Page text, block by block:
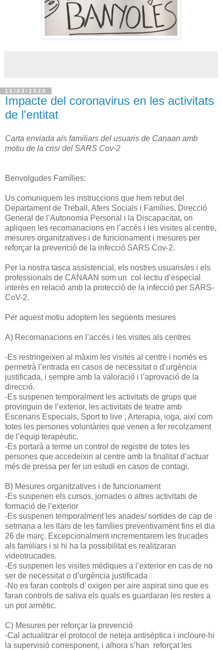
15/03/2020
Impacte del coronavirus en les activitats
de l'entitat
Carta enviada als familiars del usuaris de Canaan amb
motiu de la crisi del SARS Cov-2
Benvolgudes Famílies:
Us comuniquem les instruccions que hem rebut del
Departament de Treball, Afers Socials i Famílies, Direcció
General de l’Autonomia Personal i la Discapacitat, on
apliquen les recomanacions en l’accés i les visites al centre,
mesures organitzatives i de funcionament i mesures per
reforçar la prevenció de la infecció SARS Cov-2.
Per la nostra tasca assistencial, els nostres usuaris/es i els
professionals de CANAAN som un col·lectiu d’especial
interès en relació amb la protecció de la infecció per SARS-
CoV-2.
Per aquest motiu adoptem les següents mesures
A) Recomanacions en l’accés i les visites als centres
-Es restringeixen al màxim les visites al centre i només es
permetrà l’entrada en casos de necessitat o d’urgència
justificada, i sempre amb la valoració i l’aprovació de la
direcció.
-Es suspenen temporalment les activitats de grups que
provinguin de l’exterior, les activitats de teatre amb
Escenaris Especials, Sport to live , Arterapia, ioga, així com
totes les persones voluntàries que venen a fer recolzament
de l’equip terapèutic.
-Es portarà a terme un control de registre de totes les
persones que accedeixin al centre amb la finalitat d’actuar
més de pressa per fer un estudi en casos de contagi.
B) Mesures organitzatives i de funcionament
-Es suspenen els cursos, jornades o altres activitats de
formació de l’exterior
-Es suspenen temporalment les anades/ sortides de cap de
setmana a les llars de les famílies preventivament fins el dia
26 de març. Excepcionalment incrementarem les trucades
als familiars i si hi ha la possibilitat es realitzaran
videotrucades.
-Es suspenen les visites mèdiques a l’exterior en cas de no
ser de necessitat o d’urgència justificada
-No es faran controls d’ oxigen per aire aspirat sino que es
faran controls de saliva els quals es guardaran les restes a
un pot armètic.
C) Mesures per reforçar la prevenció
-Cal actualitzar el protocol de neteja antisèptica i incloure-hi
la supervisió corresponent, i alhora s’han reforçat les